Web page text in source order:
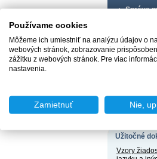
Správa
Chcem
Užitočné
Vzory
Používame cookies
Môžeme ich umiestniť na analýzu údajov o
webových stránok, zobrazovanie
zážitku z webových stránok. Pre viac
nastavenia.
Zamietnuť Nie,